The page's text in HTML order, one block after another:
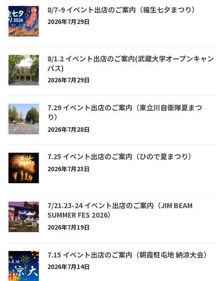
8/7-9 イベント出店のご案内（福生七夕まつり）
2026年7月29日
8/1.2 イベント出店のご案内(武蔵大学オープンキャン
パス)
2026年7月29日
7.29 イベント出店のご案内（東立川自衛隊夏まつ
り）
2026年7月28日
7.25 イベント出店のご案内（ひので夏まつり）
2026年7月23日
7/21.23-24 イベント出店のご案内（JIM BEAM
SUMMER FES 2026）
2026年7月19日
7.15 イベント出店のご案内（朝霞駐屯地 納涼大会）
2026年7月14日